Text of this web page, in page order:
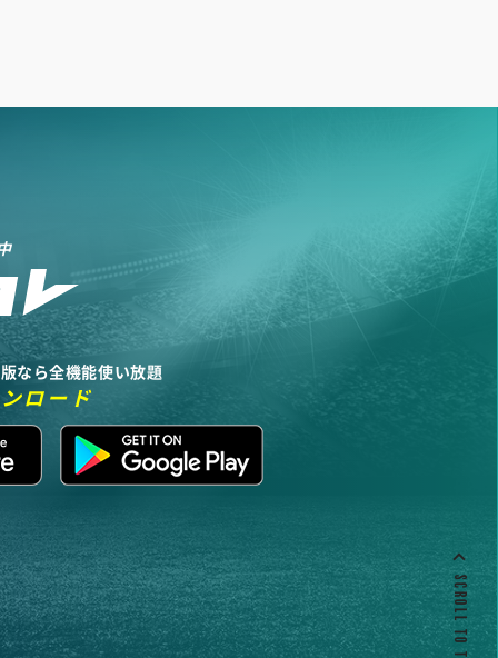
なら全機能使い放題
ロード
SCROLL TO TOP